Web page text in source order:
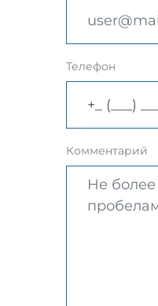
Телефон
Комментарий